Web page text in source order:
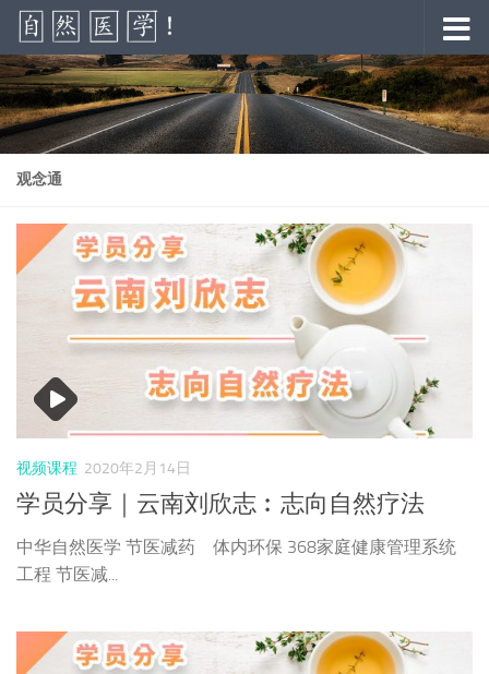
跳至内容
观念通
视频课程 2020年2月14日
学员分享｜云南刘欣志︰志向自然疗法
中华自然医学 节医减药 体内环保 368家庭健康管理系统
工程 节医减...